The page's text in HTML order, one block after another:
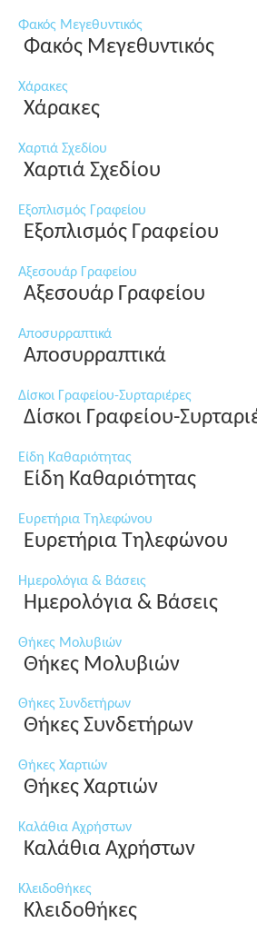
Φακός Μεγεθυντικός
Φακός Μεγεθυντικός
Χάρακες
Χάρακες
Χαρτιά Σχεδίου
Χαρτιά Σχεδίου
Εξοπλισμός Γραφείου
Εξοπλισμός Γραφείου
Αξεσουάρ Γραφείου
Αξεσουάρ Γραφείου
Αποσυρραπτικά
Αποσυρραπτικά
Δίσκοι Γραφείου-Συρταριέρες
Δίσκοι Γραφείου-
Είδη Καθαριότητας
Είδη Καθαριότητας
Ευρετήρια Τηλεφώνου
Ευρετήρια Τηλεφώνου
Ημερολόγια & Βάσεις
Ημερολόγια & Βάσεις
Θήκες Μολυβιών
Θήκες Μολυβιών
Θήκες Συνδετήρων
Θήκες Συνδετήρων
Θήκες Χαρτιών
Θήκες Χαρτιών
Καλάθια Αχρήστων
Καλάθια Αχρήστων
Κλειδοθήκες
Κλειδοθήκες